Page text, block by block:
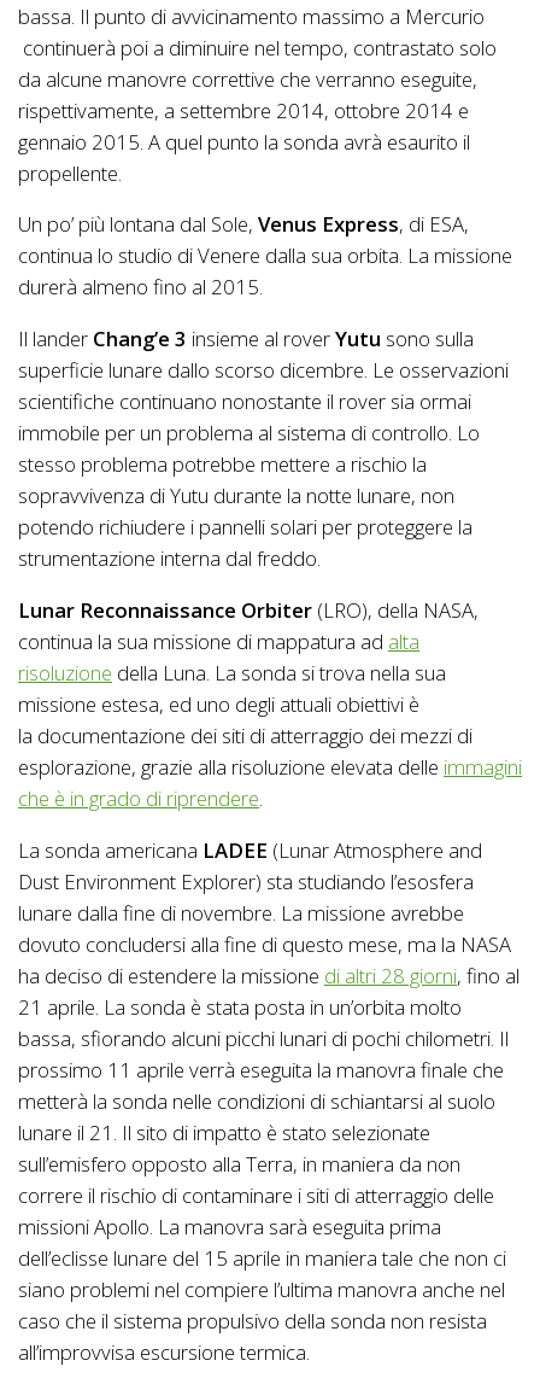
bassa. Il punto di avvicinamento massimo a Mercurio
continuerà poi a diminuire nel tempo, contrastato solo
da alcune manovre correttive che verranno eseguite,
rispettivamente, a settembre 2014, ottobre 2014 e
gennaio 2015. A quel punto la sonda avrà esaurito il
propellente.
Un po’ più lontana dal Sole, Venus Express, di ESA,
continua lo studio di Venere dalla sua orbita. La missione
durerà almeno fino al 2015.
Il lander Chang’e 3 insieme al roverYutu sono sulla
superficie lunare dallo scorso dicembre. Le osservazioni
scientifiche continuano nonostante il rover sia ormai
immobile per un problema al sistema di controllo. Lo
stesso problema potrebbe mettere a rischio la
sopravvivenza di Yutu durante la notte lunare, non
potendo richiudere i pannelli solari per proteggere la
strumentazione interna dal freddo.
Lunar Reconnaissance Orbiter (LRO), della NASA,
continua la sua missione di mappatura ad alta
risoluzione della Luna. La sonda si trova nella sua
missione estesa, ed uno degli attuali obiettivi è
la documentazione dei siti di atterraggio dei mezzi di
esplorazione, grazie alla risoluzione elevata delle immagini
che è in grado di riprendere.
La sonda americana LADEE (Lunar Atmosphere and
Dust Environment Explorer) sta studiando l’esosfera
lunare dalla fine di novembre. La missione avrebbe
dovuto concludersi alla fine di questo mese, ma la NASA
ha deciso di estendere la missione di altri 28 giorni, fino al
21 aprile. La sonda è stata posta in un’orbita molto
bassa, sfiorando alcuni picchi lunari di pochi chilometri. Il
prossimo 11 aprile verrà eseguita la manovra finale che
metterà la sonda nelle condizioni di schiantarsi al suolo
lunare il 21. Il sito di impatto è stato selezionate
sull’emisfero opposto alla Terra, in maniera da non
correre il rischio di contaminare i siti di atterraggio delle
missioni Apollo. La manovra sarà eseguita prima
dell’eclisse lunare del 15 aprile in maniera tale che non ci
siano problemi nel compiere l’ultima manovra anche nel
caso che il sistema propulsivo della sonda non resista
all’improvvisa escursione termica.